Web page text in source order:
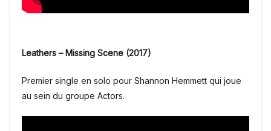
Leathers – Missing Scene (2017)
Premier single en solo pour Shannon Hemmett qui joue
au sein du groupe Actors.